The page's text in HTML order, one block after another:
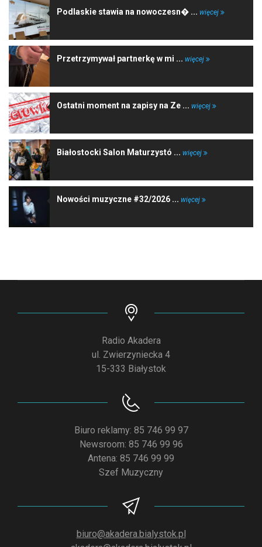
Podlaskie stawia na nowoczesn� ... więcej
Przetrzymywał partnerkę w mi ... więcej
Ostatni moment na zapisy na Ze ... więcej
Białostocki Salon Maturzystó ... więcej
Nowości muzyczne #32/2026 ... więcej
Radio Akadera
ul. Zwierzyniecka 4
15-333 Białystok
Biuro reklamy: 85 746 99 97
Newsroom: 85 746 99 96
Antena: 85 746 99 99
Szef Muzyczny
biuro@akadera.bialystok.pl